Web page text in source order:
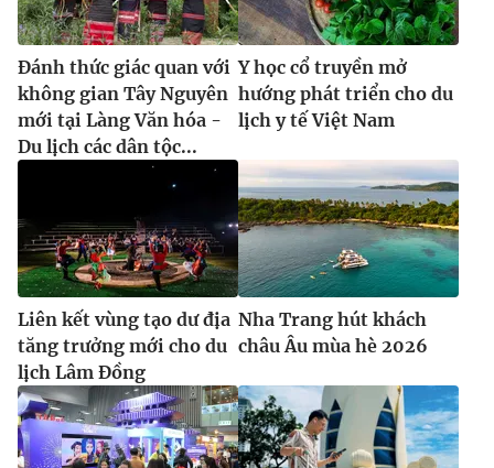
Đánh thức giác quan với
không gian Tây Nguyên
mới tại Làng Văn hóa -
Du lịch các dân tộc...
Y học cổ truyền mở
hướng phát triển cho du
lịch y tế Việt Nam
Liên kết vùng tạo dư địa
tăng trưởng mới cho du
lịch Lâm Đồng
Nha Trang hút khách
châu Âu mùa hè 2026